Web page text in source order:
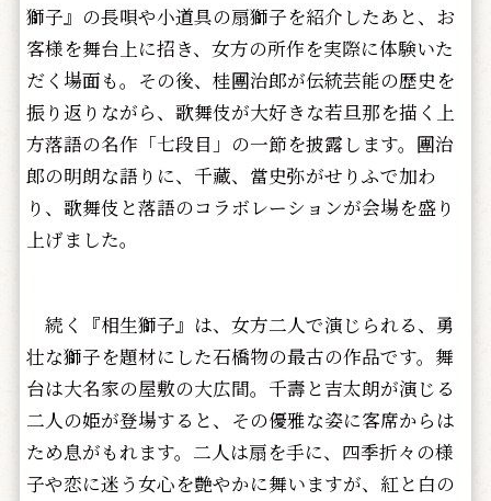
獅子』の長唄や小道具の扇獅子を紹介したあと、お
客様を舞台上に招き、女方の所作を実際に体験いた
だく場面も。その後、桂團治郎が伝統芸能の歴史を
振り返りながら、歌舞伎が大好きな若旦那を描く上
方落語の名作「七段目」の一節を披露します。團治
郎の明朗な語りに、千藏、當史弥がせりふで加わ
り、歌舞伎と落語のコラボレーションが会場を盛り
上げました。
続く『相生獅子』は、女方二人で演じられる、勇
壮な獅子を題材にした石橋物の最古の作品です。舞
台は大名家の屋敷の大広間。千壽と吉太朗が演じる
二人の姫が登場すると、その優雅な姿に客席からは
ため息がもれます。二人は扇を手に、四季折々の様
子や恋に迷う女心を艶やかに舞いますが、紅と白の